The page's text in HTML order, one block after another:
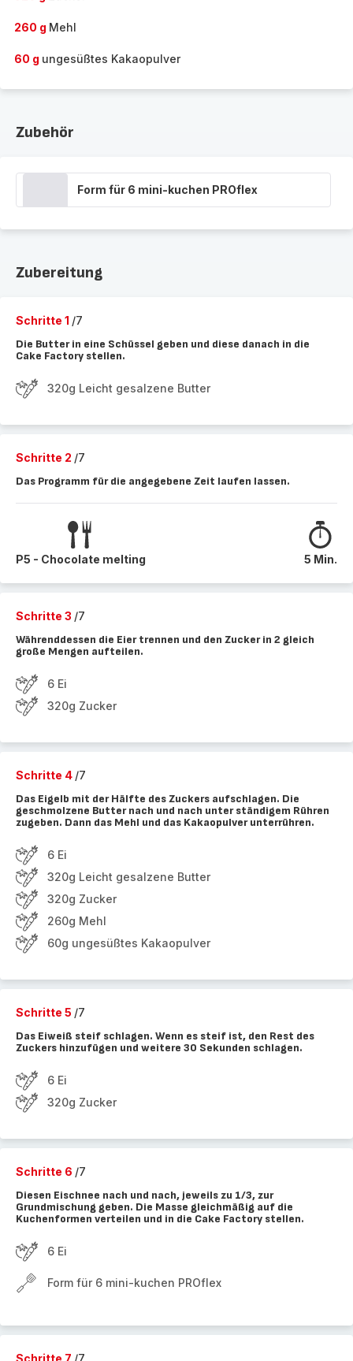
260 g Mehl
60 g ungesüßtes Kakaopulver
Zubehör
Form für 6 mini-kuchen PROflex
Zubereitung
Schritte 1 /7
Die Butter in eine Schüssel geben und diese danach in die
Cake Factory stellen.
320g Leicht gesalzene Butter
Schritte 2 /7
Das Programm für die angegebene Zeit laufen lassen.
P5 - Chocolate melting 5 Min.
Schritte 3 /7
Währenddessen die Eier trennen und den Zucker in 2 gleich
große Mengen aufteilen.
6 Ei
320g Zucker
Schritte 4 /7
Das Eigelb mit der Hälfte des Zuckers aufschlagen. Die
geschmolzene Butter nach und nach unter ständigem Rühren
zugeben. Dann das Mehl und das Kakaopulver unterrühren.
6 Ei
320g Leicht gesalzene Butter
320g Zucker
260g Mehl
60g ungesüßtes Kakaopulver
Schritte 5 /7
Das Eiweiß steif schlagen. Wenn es steif ist, den Rest des
Zuckers hinzufügen und weitere 30 Sekunden schlagen.
6 Ei
320g Zucker
Schritte 6 /7
Diesen Eischnee nach und nach, jeweils zu 1/3, zur
Grundmischung geben. Die Masse gleichmäßig auf die
Kuchenformen verteilen und in die Cake Factory stellen.
6 Ei
Form für 6 mini-kuchen PROflex
Schritte 7 /7